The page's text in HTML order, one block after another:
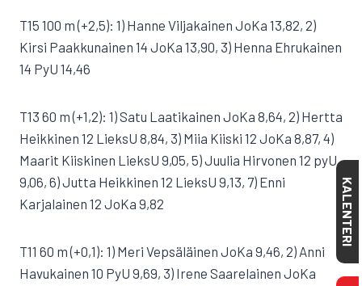
T15 100 m (+2,5): 1) Hanne Viljakainen JoKa 13,82, 2)
Kirsi Paakkunainen 14 JoKa 13,90, 3) Henna Ehrukainen
14 PyU 14,46
T13 60 m (+1,2): 1) Satu Laatikainen JoKa 8,64, 2) Hertta
Heikkinen 12 LieksU 8,84, 3) Miia Kiiski 12 JoKa 8,87, 4)
Maarit Kiiskinen LieksU 9,05, 5) Juulia Hirvonen 12 pyU
9,06, 6) Jutta Heikkinen 12 LieksU 9,13, 7) Enni
Karjalainen 12 JoKa 9,82
T11 60 m (+0,1): 1) Meri Vepsäläinen JoKa 9,46, 2) Anni
Havukainen 10 PyU 9,69, 3) Irene Saarelainen JoKa
KALENTERI